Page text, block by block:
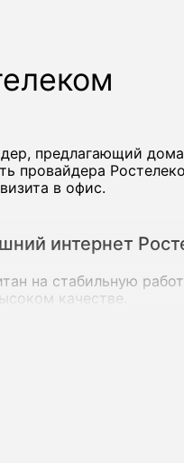
предлагающий
провайдера
в офис.
интернет
на стабильную
качестве.